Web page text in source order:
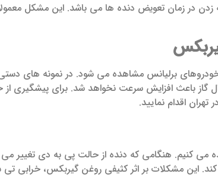
در زمان تعویض دنده ها می باشد. این مشکل
برلیانس مشاهده می شود. در نمونه های
گاز باعث افزایش سرعت نخواهد شد. برای پیشگیری
اقدام نمایید.
می کنیم. هنگامی که دنده از حالت پی به دی تغییر می
این مشکلات بر اثر کثیفی روغن گیربکس، خرابی